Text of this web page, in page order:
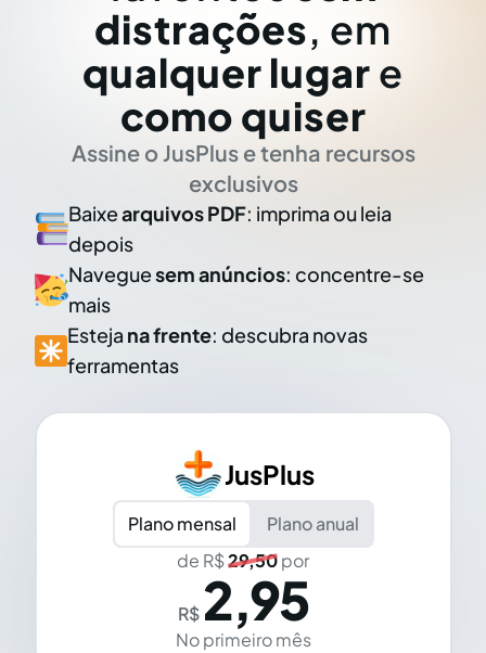
distrações, em
qualquer lugar e
como quiser
Assine o JusPlus e tenha recursos
exclusivos
Baixearquivos PDF: imprima ou leia
depois
Naveguesem anúncios: concentre-se
mais
Esteja na frente: descubra novas
ferramentas
JusPlus
Plano mensal
Plano anual
de R$29,50por
R$ 2,95
No primeiro mês